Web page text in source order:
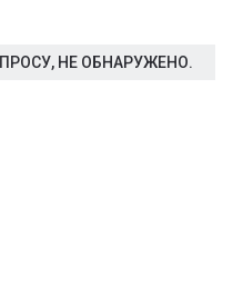
НЕ ОБНАРУЖЕНО.